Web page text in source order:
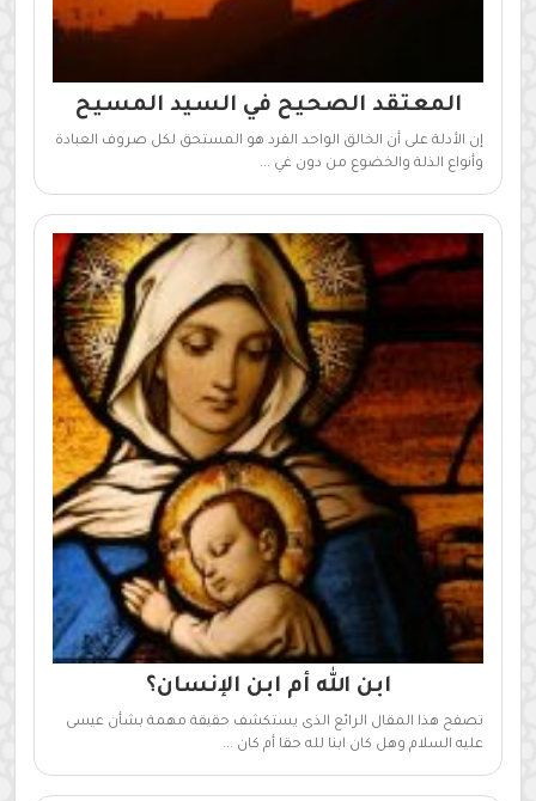
المعتقد الصحيح في السيد المسيح
إن الأدلة على أن الخالق الواحد الفرد هو المستحق لكل صروف العبادة
وأنواع الذلة والخضوع من دون غي ...
ابن الله أم ابن الإنسان؟
تصفح هذا المقال الرائع الذى يستكشف حقيقة مهمة بشأن عيسى
عليه السلام وهل كان ابنا لله حقا أم كان ...